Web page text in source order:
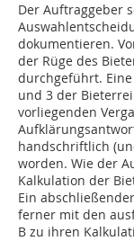
Der Auftraggeber
dokumentieren.
der Rüge des
durchgeführt.
und 3 der
vorliegenden
handschriftlich
worden. Wie der
Kalkulation der
Ein
ferner mit den
B zu ihren